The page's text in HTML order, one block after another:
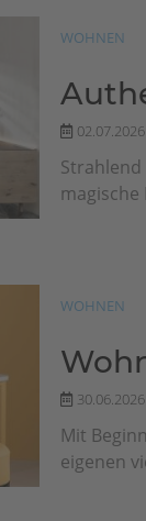
WOHNEN
02.07.2026
magische
WOHNEN
30.06.2026
Mit
eigenen